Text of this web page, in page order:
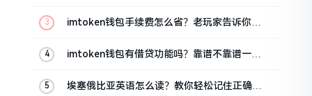
imtoken钱包手续费怎么省？老玩家告诉你几
imtoken钱包有借贷功能吗？靠谱不靠谱一文
埃塞俄比亚英语怎么读？教你轻松记住正确发